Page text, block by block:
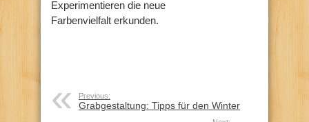
Experimentieren die neue
Farbenvielfalt erkunden.
Previous:
Grabgestaltung: Tipps für den Winter